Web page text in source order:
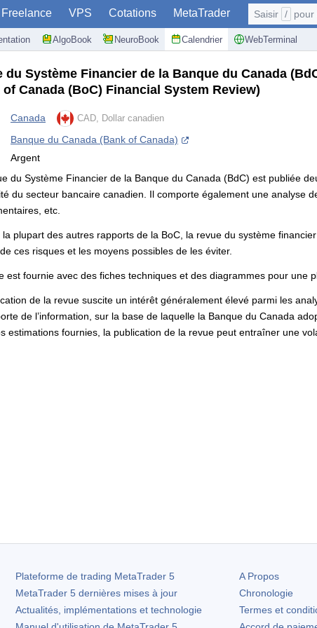
Freelance VPS Cotations MetaTrader
AlgoBook NeuroBook Calendrier WebTerminal
Saisir / pour
du Système Financier de la Banque du Canada
of Canada (BoC) Financial System Review)
Canada CAD, Dollar canadien
Banque du Canada (Bank of Canada)
Argent
du Système Financier de la Banque du Canada (BdC) est publiée
du secteur bancaire canadien. Il comporte également une analyse
etc.
la plupart des autres rapports de la BoC, la revue du système
ces risques et les moyens possibles de les éviter.
est fournie avec des fiches techniques et des diagrammes pour une
de la revue suscite un intérêt généralement élevé parmi les
de l’information, sur la base de laquelle la Banque du Canada
estimations fournies, la publication de la revue peut entraîner une
Plateforme de trading MetaTrader 5
MetaTrader 5dernières mises à jour
Actualités, implémentations et technologie
A Propos
Chronologie
Termes et